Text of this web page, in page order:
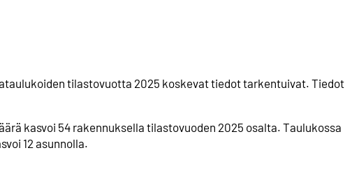
tilastovuotta 2025 koskevat tiedot tarkentuivat. Tiedot
kasvoi 54 rakennuksella tilastovuoden 2025 osalta. Taulukossa
12 asunnolla.